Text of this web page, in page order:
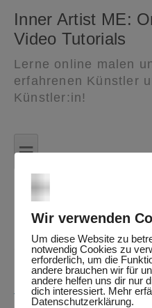
Inner Artist ME:
Video Tutorials
Lerne online malen
erfahrenen Künstler
Künstler:in!
≡ springen
Elementare Malerei –
Flächengestaltung 1
Sie müssen sich
können. BitteAnmelden.
Mitglied bei uns
Wir verwenden
Um diese Website zu
notwendig Cookies zu
erforderlich, um die
andere brauchen wir für
andere helfen uns dir nur
dich interessiert. Mehr
Datenschutzerklärung.